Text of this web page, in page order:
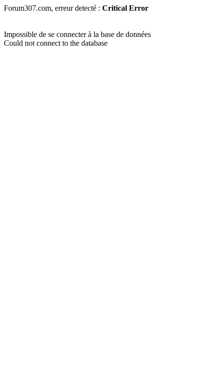
Forum307.com, erreur detecté : Critical Error
Impossible de se connecter à la base de données
Could not connect to the database